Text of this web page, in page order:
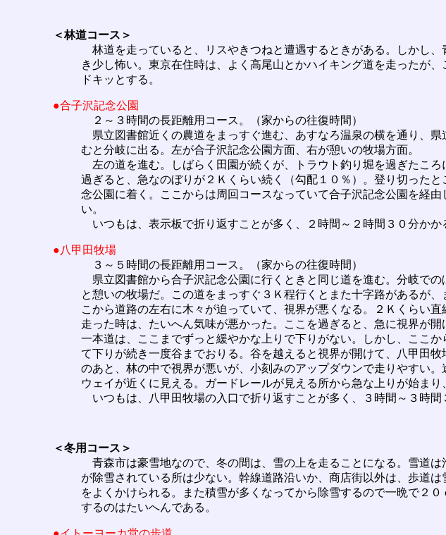
＜林道コース＞
林道を走っていると、リスやきつねと遭遇するときがある。しかし
き少し怖い。東京在住時は、よく高尾山とかハイキング道を走ったが
ドキッとする。
●合子沢記念公園
２～３時間の長距離用コース。（家からの往復時間）
県立図書館近くの農道をまっすぐ進む、あすなろ温泉の横を通り、
むと分岐に出る。左が合子沢記念公園方面、右が憩いの牧場方面。
左の道を進む。しばらく田園が続くが、トラウト釣り堀を過ぎたこ
過ぎると、急なのぼりが２Ｋくらい続く（勾配１０％）。登り切った
念公園に着く。ここからは周回コースなっていて合子沢記念公園を経
い。
いつもは、表示板で折り返すことが多く、２時間～２時間３０分かか
●八甲田牧場
３～５時間の長距離用コース。（家からの往復時間）
県立図書館から合子沢記念公園に行くときと同じ道を進む。分岐での
と憩いの牧場だ。この道をまっすぐ３Ｋ程行くとまた十字路があるが
こから道路の左右に木々が迫っていて、視界が悪くなる。２Ｋくらい
走った時は、たいへん気味が悪かった。ここを過ぎると、急に視界が
一本道は、ここまでずっと緩やかな上りで下りがない。しかし、ここ
て下りが続き一度谷までおりる。谷を越えると視界が開けて、八甲田
のあと、林の中で視界が悪いが、小刻みのアップダウンで走りやすい
ウェイが近くに見える。ガードレールが見える所から急な上りが始まり
いつもは、八甲田牧場の入口で折り返すことが多く、３時間～３時
＜冬用コース＞
青森市は豪雪地なので、冬の間は、雪の上を走ることになる。雪道
が除雪されている所は少ない。幹線道路沿いか、商店街以外は、歩道
をよくかけられる。また積雪が多くなってから除雪するので一晩で２
するのはたいへんである。